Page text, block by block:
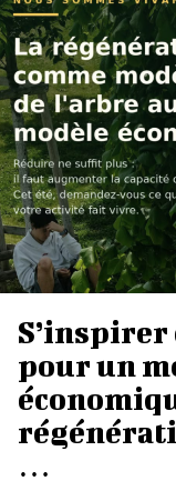
S’inspirer
pour un
…